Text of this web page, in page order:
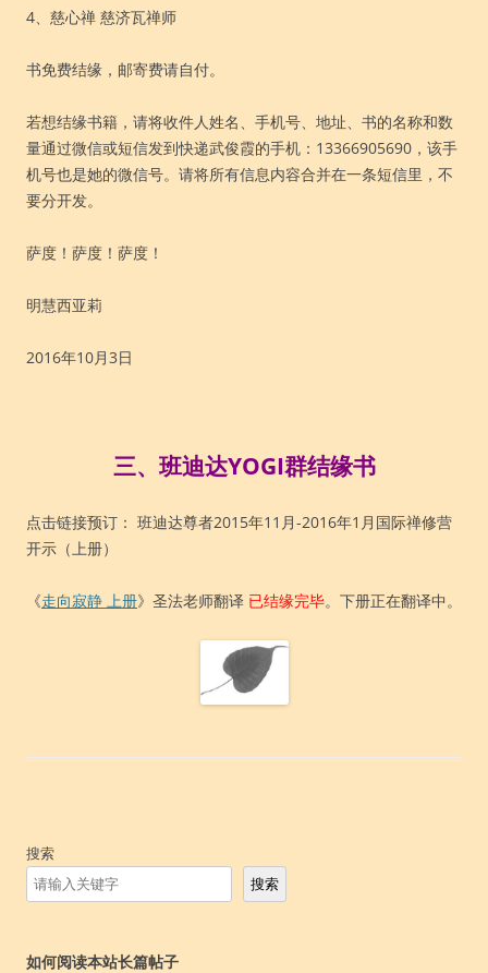
4、慈心禅 慈济瓦禅师
书免费结缘，邮寄费请自付。
若想结缘书籍，请将收件人姓名、手机号、地址、书的名称和数
量通过微信或短信发到快递武俊霞的手机：13366905690，该手
机号也是她的微信号。请将所有信息内容合并在一条短信里，不
要分开发。
萨度！萨度！萨度！
明慧西亚莉
2016年10月3日
三、班迪达YOGI群结缘书
点击链接预订： 班迪达尊者2015年11月-2016年1月国际禅修营
开示（上册）
《走向寂静 上册》圣法老师翻译 已结缘完毕。下册正在翻译中。
搜索
搜索
如何阅读本站长篇帖子